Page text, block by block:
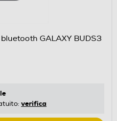
GALAXY BUDS3
verifica